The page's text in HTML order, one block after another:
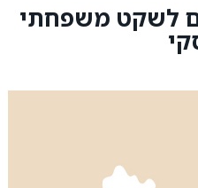
לשקט משפחתי